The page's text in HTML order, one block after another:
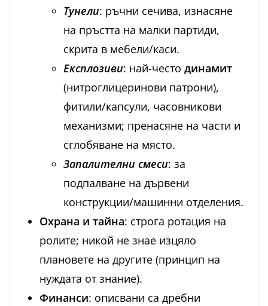
Тунели: ръчни сечива, изнасяне
на пръстта на малки партиди,
скрита в мебели/каси.
Експлозиви: най-често динамит
(нитроглицеринови патрони),
фитили/капсули, часовникови
механизми; пренасяне на части и
сглобяване на място.
Запалителни смеси: за
подпалване на дървени
конструкции/машинни отделения.
Охрана и тайна: строга ротация на
ролите; никой не знае изцяло
плановете на другите (принцип на
нуждата от знание).
Финанси: описвани са дребни